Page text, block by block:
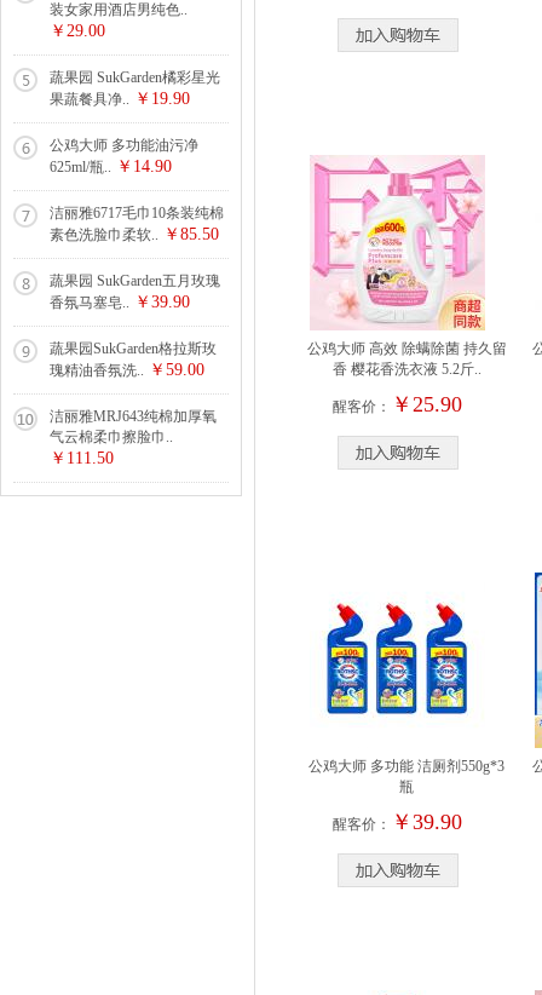
装女家用酒店男纯色..
￥29.00
蔬果园 SukGarden橘彩星光
果蔬餐具净.. ￥19.90
公鸡大师 多功能油污净
625ml/瓶.. ￥14.90
洁丽雅6717毛巾10条装纯棉
素色洗脸巾柔软.. ￥85.50
蔬果园 SukGarden五月玫瑰
香氛马塞皂.. ￥39.90
蔬果园SukGarden格拉斯玫
瑰精油香氛洗.. ￥59.00
洁丽雅MRJ643纯棉加厚氧
气云棉柔巾擦脸巾..
￥111.50
公鸡大师 高效 除螨除菌 持久留
香 樱花香洗衣液 5.2斤..
醒客价： ￥25.90
公鸡大师 多功能 洁厕剂550g*3
瓶
醒客价： ￥39.90